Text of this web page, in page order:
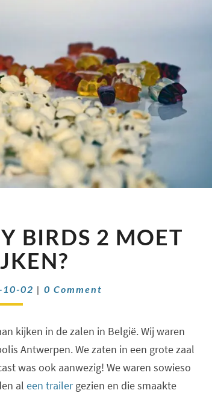
BIRDS 2 MOET
02 | Comments
0 Comment
kijken in de zalen in België. Wij waren
Antwerpen. We zaten in een grote zaal
was ook aanwezig! We waren sowieso
al een trailergezien en die smaakte